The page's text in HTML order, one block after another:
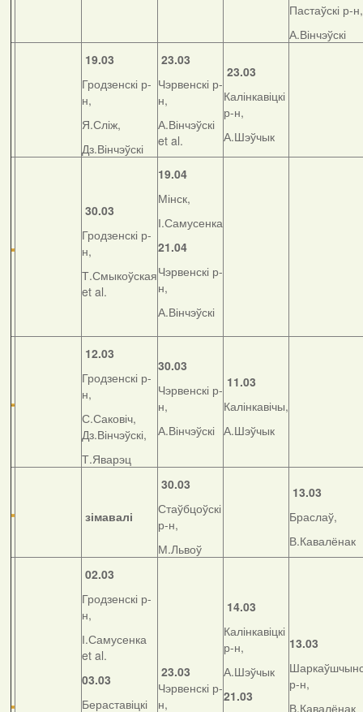
Пастаўскі р-н,
А.Вінчэўскі
19.03
Гродзенскі р-
н,
Я.Сліж,
Дз.Вінчэўскі
23.03
Чэрвенскі р-
н,
А.Вінчэўскі
et al.
23.03
Калінкавіцкі
р-н,
А.Шэўчык
30.03
Гродзенскі р-
н,
Т.Смыкоўская
et al.
19.04
Мінск,
І.Самусенка
21.04
Чэрвенскі р-
н,
А.Вінчэўскі
12.03
Гродзенскі р-
н,
С.Саковіч,
Дз.Вінчэўскі,
Т.Яварэц
30.03
Чэрвенскі р-
н,
А.Вінчэўскі
11.03
Калінкавічы,
А.Шэўчык
зімавалі
30.03
Стаўбцоўскі
р-н,
М.Львоў
13.03
Браслаў,
В.Кавалёнак
02.03
Гродзенскі р-
н,
І.Самусенка
et al.
03.03
Бераставіцкі
23.03
Чэрвенскі р-
н,
14.03
Калінкавіцкі
р-н,
А.Шэўчык
21.03
13.03
р-н,
В.Кавалёнак